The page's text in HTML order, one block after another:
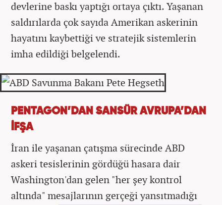
devlerine baskı yaptığı ortaya çıktı. Yaşanan
saldırılarda çok sayıda Amerikan askerinin
hayatını kaybettiği ve stratejik sistemlerin
imha edildiği belgelendi.
PENTAGON’DAN SANSÜR AVRUPA’DAN
İFŞA
İran ile yaşanan çatışma sürecinde ABD
askeri tesislerinin gördüğü hasara dair
Washington'dan gelen "her şey kontrol
altında" mesajlarının gerçeği yansıtmadığı